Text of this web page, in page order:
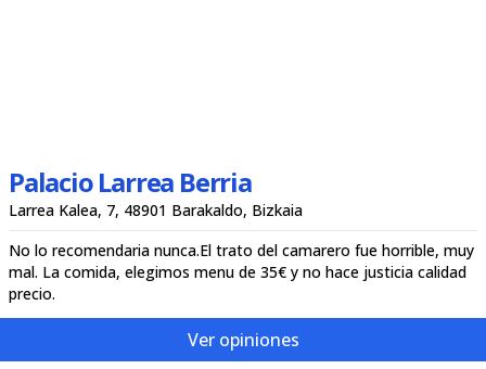
Palacio Larrea Berria
Larrea Kalea, 7, 48901 Barakaldo, Bizkaia
No lo recomendaria nunca.El trato del camarero fue horrible, muy
mal. La comida, elegimos menu de 35€ y no hace justicia calidad
precio.
Ver opiniones